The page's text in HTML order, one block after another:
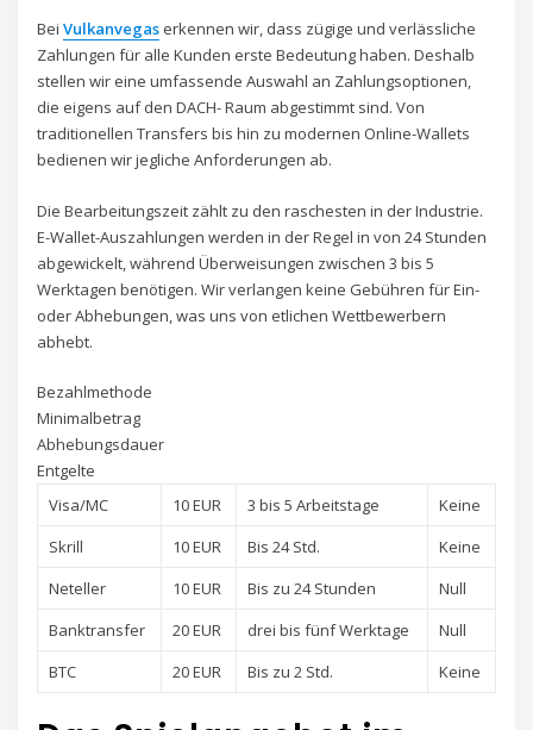
BeiVulkanvegas erkennen wir, dass zügige und verlässliche
Zahlungen für alle Kunden erste Bedeutung haben. Deshalb
stellen wir eine umfassende Auswahl an Zahlungsoptionen,
die eigens auf den DACH- Raum abgestimmt sind. Von
traditionellen Transfers bis hin zu modernen Online-Wallets
bedienen wir jegliche Anforderungen ab.
Die Bearbeitungszeit zählt zu den raschesten in der Industrie.
E-Wallet-Auszahlungen werden in der Regel in von 24 Stunden
abgewickelt, während Überweisungen zwischen 3 bis 5
Werktagen benötigen. Wir verlangen keine Gebühren für Ein-
oder Abhebungen, was uns von etlichen Wettbewerbern
abhebt.
Bezahlmethode
Minimalbetrag
Abhebungsdauer
Entgelte
Visa/MC
10 EUR 3 bis 5 Arbeitstage
Keine
Skrill
10 EUR Bis 24 Std.
Keine
Neteller
10 EUR Bis zu 24 Stunden
Null
Banktransfer
20 EUR drei bis fünf Werktage
Null
BTC
20 EUR Bis zu 2 Std. Keine